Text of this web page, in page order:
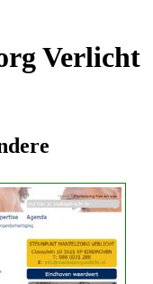
Verlicht